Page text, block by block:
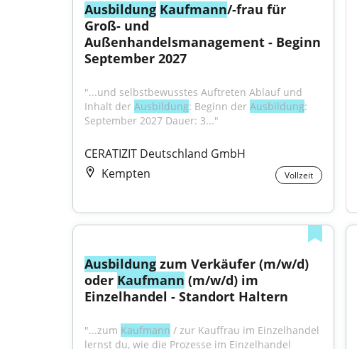
Ausbildung Kaufmann/-frau für
Groß- und
Außenhandelsmanagement - Beginn
September 2027
"...und selbstbewusstes Auftreten Ablauf und
Inhalt der Ausbildung: Beginn der Aus­bil­dung:
Sep­tem­ber 2027 Dauer: 3..."
CERATIZIT Deutschland GmbH
Kempten
Vollzeit
Ausbildung zum Verkäufer (m/w/d)
oder Kaufmann (m/w/d) im
Einzelhandel - Standort Haltern
"...zum Kaufmann / zur Kauffrau im Einzelhandel
lernst du, wie die Prozesse im Einzelhandel